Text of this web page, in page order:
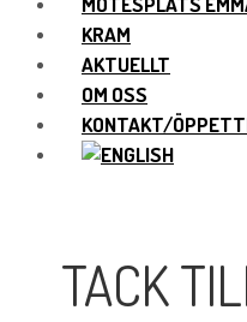
KRAM
AKTUELLT
OM OSS
KONTAKT/
TACK